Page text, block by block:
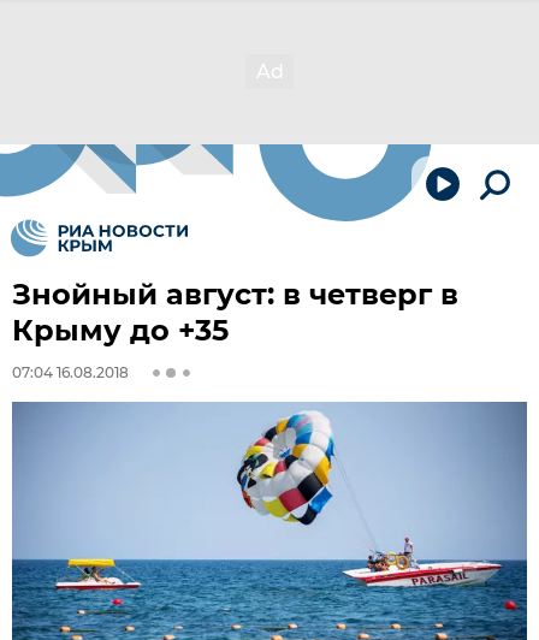
Знойный август: в четверг в
Крыму до +35
07:04 16.08.2018